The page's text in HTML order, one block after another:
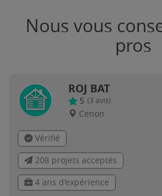
Nous vous
pros
ROJ BAT
5 (3 avis)
Cenon
Vérifié
208 projets acceptés
4 ans d'expérience